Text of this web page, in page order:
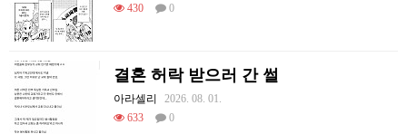
430
0
결혼 허락 받으러 간 썰
아라셀리
2026. 08. 01.
633
0